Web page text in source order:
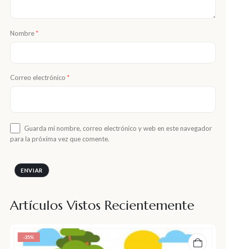
Nombre*
Correo electrónico *
Guarda mi nombre, correo electrónico y web en este navegador
para la próxima vez que comente.
Artículos Vistos Recientemente
-35%